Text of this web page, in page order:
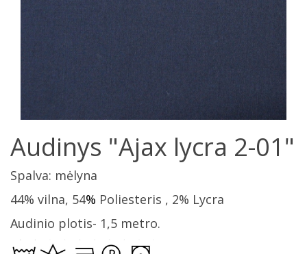
Audinys "Ajax lycra 2-01"
Spalva: mėlyna
44% vilna, 54% Poliesteris , 2% Lycra
Audinio plotis- 1,5 metro.